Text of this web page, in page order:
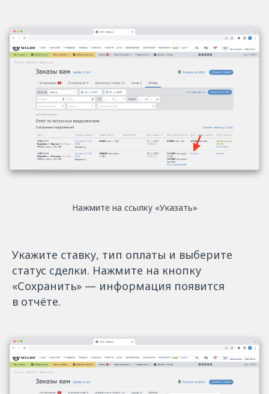
Нажмите на ссылку «Указать»
Укажите ставку, тип оплаты и выберите
статус сделки. Нажмите на кнопку
«Сохранить» — информация появится
в отчёте.